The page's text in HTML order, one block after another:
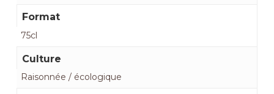
Format
75cl
Culture
Raisonnée / écologique